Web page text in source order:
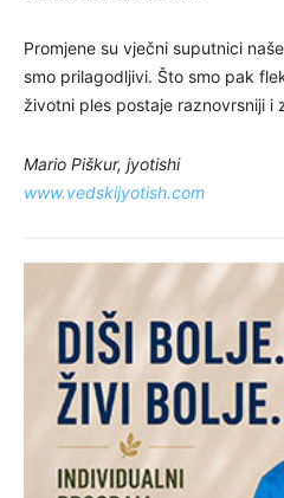
Promjene su vječni suputnici
smo prilagodljivi. Što smo pak
životni ples postaje raznovrsniji i
Mario Piškur, jyotishi
www.vedskijyotish.com